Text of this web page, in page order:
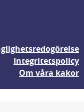
Integritetspolicy
Om våra kakor